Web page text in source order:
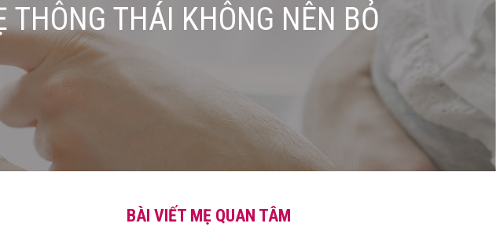
THÁI KHÔNG NÊN BỎ
BÀI VIẾT MẸ QUAN TÂM